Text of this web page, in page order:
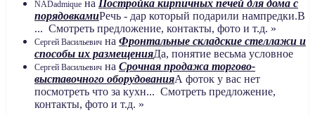
NADadmique на Постройка кирпичных печей для дома с
порядовкамиРечь - дар который подарили нампредки.В
... Смотреть предложение, контакты, фото и т.д. »
Сергей Васильевич на Фронтальные складские стеллажи и
способы их размещенияДа, понятие весьма условное
Сергей Васильевич на Срочная продажа торгово-
выставочного оборудованияА фоток у вас нет
посмотреть что за кухн... Смотреть предложение,
контакты, фото и т.д. »